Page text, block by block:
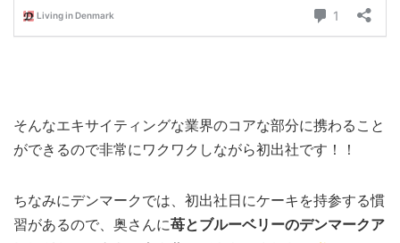
そんなエキサイティングな業界のコアな部分に携わること
ができるので非常にワクワクしながら初出社です！！
ちなみにデンマークでは、初出社日にケーキを持参する慣
習があるので、奥さんに苺とブルーベリーのデンマークア